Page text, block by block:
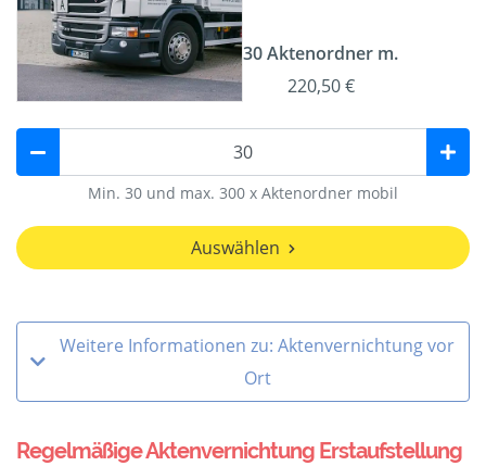
30 Aktenordner m.
220,50 €
Min. 30 und max. 300 x Aktenordner mobil
Auswählen
Weitere Informationen zu: Aktenvernichtung vor
Ort
Regelmäßige Aktenvernichtung Erstaufstellung